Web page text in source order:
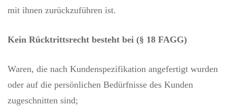
mit ihnen zurückzuführen ist.
Kein Rücktrittsrecht besteht bei (§ 18 FAGG)
Waren, die nach Kundenspezifikation angefertigt wurden
oder auf die persönlichen Bedürfnisse des Kunden
zugeschnitten sind;